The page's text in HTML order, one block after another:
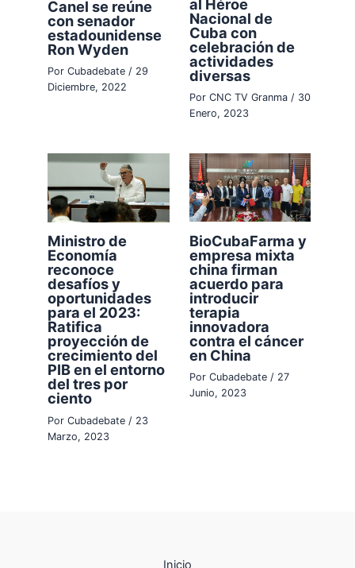
Canel se reúne
con senador
estadounidense
Ron Wyden
PorCubadebate/ 29
Diciembre, 2022
al Héroe
Nacional de
Cuba con
celebración de
actividades
diversas
Por CNC TV Granma / 30
Enero, 2023
Ministro de
Economía
reconoce
desafíos y
oportunidades
para el 2023:
Ratifica
proyección de
crecimiento del
PIB en el entorno
del tres por
ciento
PorCubadebate / 23
Marzo, 2023
BioCubaFarma y
empresa mixta
china firman
acuerdo para
introducir
terapia
innovadora
contra el cáncer
en China
Por Cubadebate / 27
Junio, 2023
Inicio